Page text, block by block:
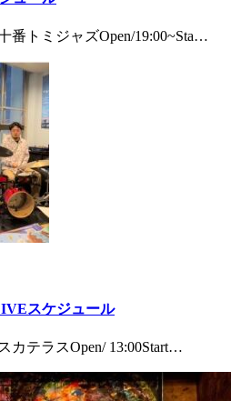
番トミジャズOpen/19:00~Sta…
スケジュール
カテラスOpen/ 13:00Start…